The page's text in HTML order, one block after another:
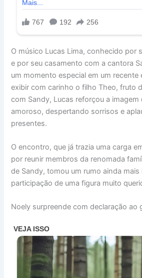
O músico Lucas Lima, conhecido por
e por seu casamento com a cantora
um momento especial em um recente
exibir com carinho o filho Theo, fruto
com Sandy, Lucas reforçou a imagem
amoroso, despertando sorrisos e
presentes.
O encontro, que já trazia uma carga
por reunir membros da renomada
de Sandy, tomou um rumo ainda
participação de uma figura muito
Noely surpreende com declaração ao